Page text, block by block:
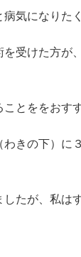
気になりた
受けた方が
とををおす
きの下）に
たが、私は